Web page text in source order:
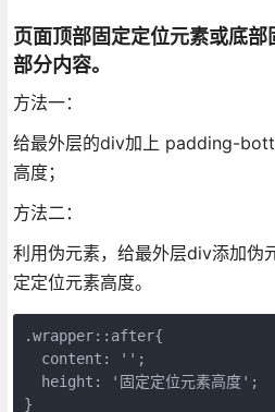
页面顶部固定定位元素或底
部分内容。
方法一：
给最外层的div加上 padding-
高度；
方法二：
利用伪元素，给最外层div添加伪
定定位元素高度。
.wrapper::after{
  content: '';
  height: '固定定位元素高度';
}